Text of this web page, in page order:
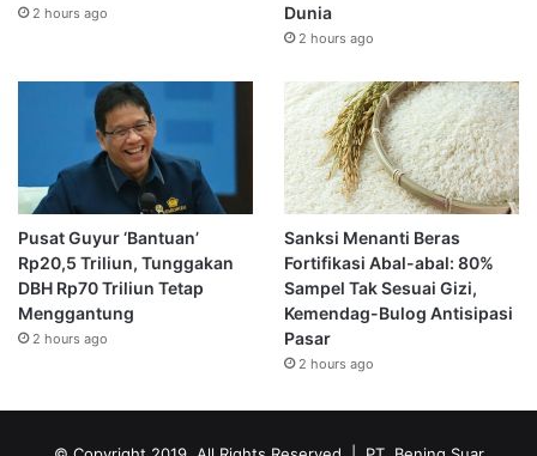
2 hours ago
Dunia
2 hours ago
Pusat Guyur ‘Bantuan’
Rp20,5 Triliun, Tunggakan
DBH Rp70 Triliun Tetap
Menggantung
2 hours ago
Sanksi Menanti Beras
Fortifikasi Abal-abal: 80%
Sampel Tak Sesuai Gizi,
Kemendag-Bulog Antisipasi
Pasar
2 hours ago